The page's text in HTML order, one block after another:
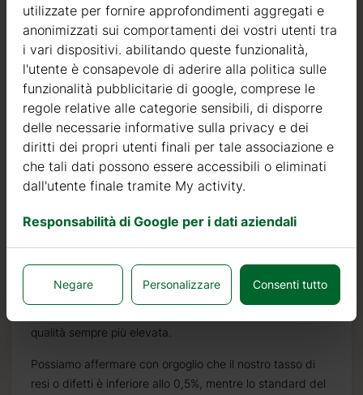
Qualità
Siamo attivi nel settore della produzione di strutture in
legno dal 2004. Nel corso di questi anni, abbiamo
selezionato i migliori fornitori di legname. Utilizziamo
esclusivamente abete nordico a crescita lenta
proveniente da foreste certificate FSC nell’Europa del
Nord.
caratteristiche ideali per la costruzione di case in legno. È
sua resistenza al marciume, alla muffa ed agli insetti.
Oltre ad investire nel legname, continuiamo ad investire
qualità sempre più elevata.
Possiamo affermare con orgoglio che il nostro tasso di
resi o difetti è inferiore allo 0,5%, mentre lo standard del
utilizzate per fornire approfondimenti aggregati e
anonimizzati sui comportamenti dei vostri utenti tra
i vari dispositivi. abilitando queste funzionalità,
l'utente è consapevole di aderire alla politica sulle
funzionalità pubblicitarie di google, comprese le
regole relative alle categorie sensibili, di disporre
delle necessarie informative sulla privacy e dei
diritti dei propri utenti finali per tale associazione e
che tali dati possono essere accessibili o eliminati
dall'utente finale tramite My activity.
Responsabilità di Google per i dati aziendali
Negare Personalizzare Consenti tutto